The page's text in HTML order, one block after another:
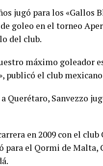
jugó para los «Gallos
goleo en el torneo
del club.
máximo goleador
publicó el club
Querétaro, Sanvezzo
en 2009 con el
el Qormi de Malta,